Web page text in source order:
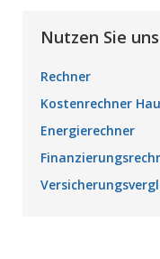
Nutzen Sie
Rechner
Kostenrechner
Energierechner